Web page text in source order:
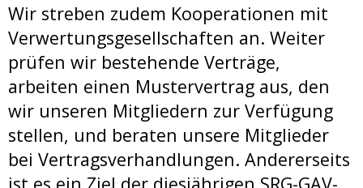
Wir streben zudem Kooperationen mit
Verwertungsgesellschaften an. Weiter
prüfen wir bestehende Verträge,
arbeiten einen Mustervertrag aus, den
wir unseren Mitgliedern zur Verfügung
stellen, und beraten unsere Mitglieder
bei Vertragsverhandlungen. Andererseits